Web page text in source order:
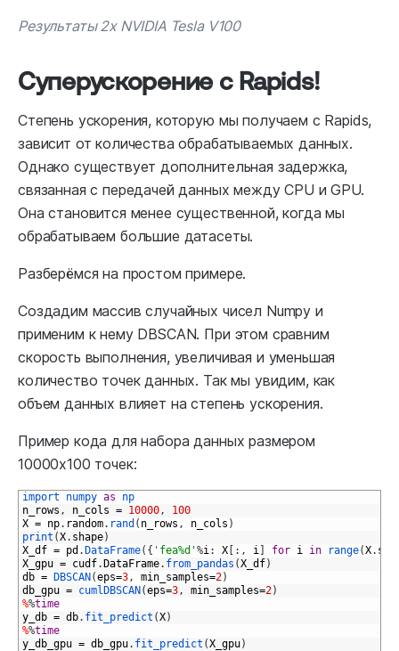
Результаты 2x NVIDIA Tesla V100
Суперускорение с Rapids!
Степень ускорения, которую мы получаем с Rapids,
зависит от количества обрабатываемых данных.
Однако существует дополнительная задержка,
связанная с передачей данных между CPU и GPU.
Она становится менее существенной, когда мы
обрабатываем большие датасеты.
Разберёмся на простом примере.
Создадим массив случайных чисел Numpy и
применим к нему DBSCAN. При этом сравним
скорость выполнения, увеличивая и уменьшая
количество точек данных. Так мы увидим, как
объем данных влияет на степень ускорения.
Пример кода для набора данных размером
10000х100 точек:
import numpy as
np
n_rows , n_cols = 10000 ,
100
X = np. random. rand ( n_rows , n_cols )
print (X. shape)
X_df = pd .DataFrame( { 'fea%d'%i : X [ : , i ] for i in range(X.
X_gpu = cudf.DataFrame. from_pandas (X_df)
db = DBSCAN(eps=3 , min_samples=2)
db_gpu = cumlDBSCAN(eps=3 , min_samples=2)
%%time
y_db = db. fit_predict (X)
%%time
y_db_gpu = db_gpu. fit_predict (X_gpu)